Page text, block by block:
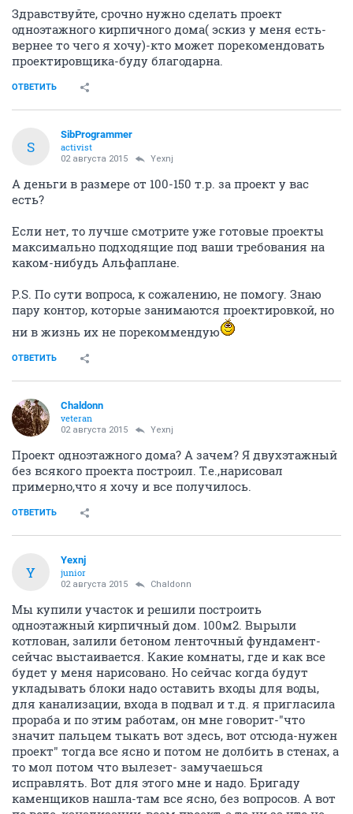
Здравствуйте, срочно нужно сделать проект
одноэтажного кирпичного дома( эскиз у меня есть-
вернее то чего я хочу)-кто может порекомендовать
проектировщика-буду благодарна.
ОТВЕТИТЬ
S
SibProgrammer
activist
02 августа 2015 Yexnj
А деньги в размере от 100-150 т.р. за проект у вас
есть?
Если нет, то лучше смотрите уже готовые проекты
максимально подходящие под ваши требования на
каком-нибудь Альфаплане.
P.S. По сути вопроса, к сожалению, не помогу. Знаю
пару контор, которые занимаются проектировкой, но
ни в жизнь их не порекоммендую
ОТВЕТИТЬ
Chaldonn
veteran
02 августа 2015 Yexnj
Проект одноэтажного дома? А зачем? Я двухэтажный
без всякого проекта построил. Т.е.,нарисовал
примерно,что я хочу и все получилось.
ОТВЕТИТЬ
Y
Yexnj
junior
02 августа 2015 Chaldonn
Мы купили участок и решили построить
одноэтажный кирпичный дом. 100м2. Вырыли
котлован, залили бетоном ленточный фундамент-
сейчас выстаивается. Какие комнаты, где и как все
будет у меня нарисовано. Но сейчас когда будут
укладывать блоки надо оставить входы для воды,
для канализации, входа в подвал и т.д. я пригласила
прораба и по этим работам, он мне говорит-"что
значит пальцем тыкать вот здесь, вот отсюда-нужен
проект" тогда все ясно и потом не долбить в стенах, а
то мол потом что вылезет- замучаешься
исправлять. Вот для этого мне и надо. Бригаду
каменщиков нашла-там все ясно, без вопросов. А вот